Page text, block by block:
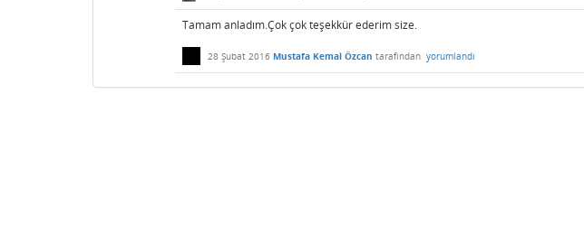
Tamam anladım.Çok çok teşekkür ederim size.
28 Şubat 2016 Mustafa Kemal Özcan tarafından yorumlandı